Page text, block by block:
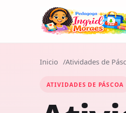
Inicio Atividades de
ATIVIDADES DE PÁSCOA